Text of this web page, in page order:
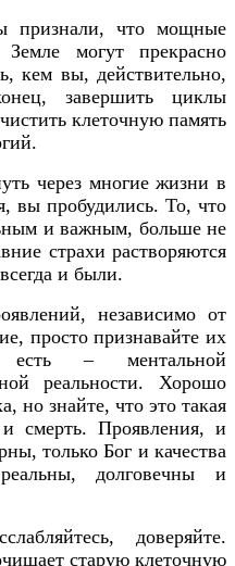
признали, что мощные
могут прекрасно
кем вы, действительно,
завершить циклы
клеточную память
через многие жизни в
вы пробудились. То, что
и важным, больше не
страхи растворяются
и были.
независимо от
просто признавайте их
– ментальной
реальности. Хорошо
но знайте, что это такая
смерть. Проявления, и
только Бог и качества
долговечны и
доверяйте.
старую клеточную